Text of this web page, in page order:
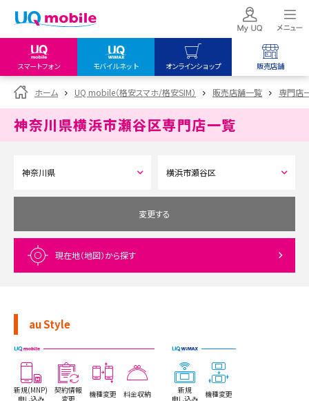
スマートフォン モバイルネット オンラインショップ 販売店舗
my UQ WiMAX
UQ WiMAX ご契約の方
My UQ mobile
データチャージサイト
UQ mobile
オンラインショップ
UQ WiMAX
UQ mobile
販売店舗
UQ WiMAX
ホーム UQ mobile（格安スマホ/格安SIM） 販売店舗一覧 専門店
神奈川県横浜市瀬谷区専門店一覧
変更する
現在地（地図）から探す
au Style
新規(MNP)
申し込み
契約情報
変更
機種変更 料金収納
新規
申し込み
機種変更